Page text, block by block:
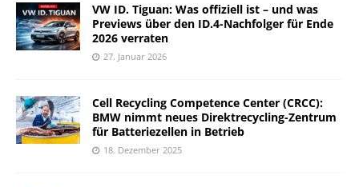
VW ID. Tiguan: Was offiziell ist – und was
Previews über den ID.4-Nachfolger für Ende
2026 verraten
27. Januar 2026
Cell Recycling Competence Center (CRCC):
BMW nimmt neues Direktrecycling-Zentrum
für Batteriezellen in Betrieb
18. Dezember 2025